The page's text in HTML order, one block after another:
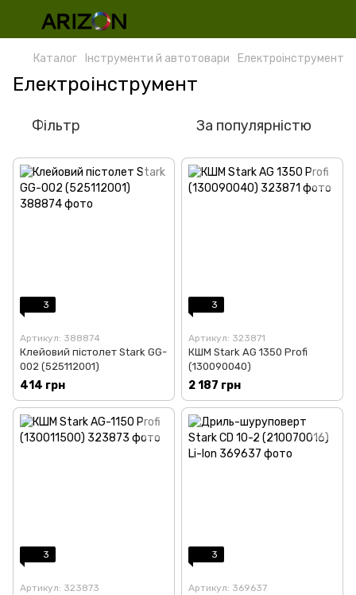
Каталог Інструменти й автотовари Електроінструмент
Електроінструмент
Фільтр За популярністю
3
Артикул: 388874
Клейовий пістолет Stark GG-
002 (525112001)
414 грн
3
Артикул: 323871
КШМ Stark AG 1350 Profi
(130090040)
2 187 грн
3
Артикул: 323873
3
Артикул: 369637